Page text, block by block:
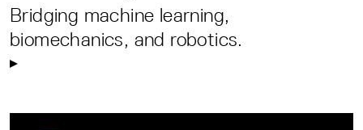
Bridging machine learning,
biomechanics, and robotics.